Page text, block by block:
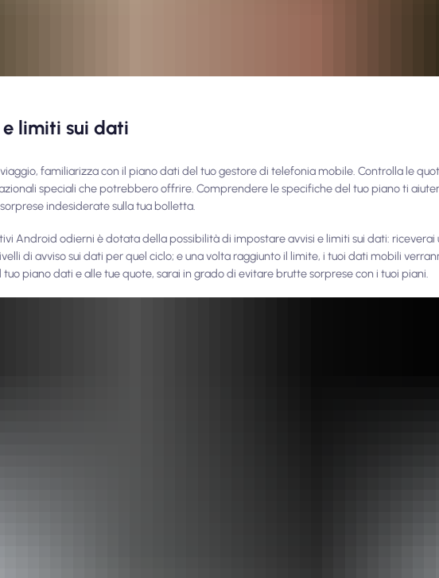
e limiti sui dati
familiarizza con il piano dati del tuo gestore di telefonia mobile. Controlla le
speciali che potrebbero offrire. Comprendere le specifiche del tuo piano ti
indesiderate sulla tua bolletta.
Android odierni è dotata della possibilità di impostare avvisi e limiti sui dati:
di avviso sui dati per quel ciclo; e una volta raggiunto il limite, i tuoi dati mobili
tuo piano dati e alle tue quote, sarai in grado di evitare brutte sorprese con i tuoi piani.